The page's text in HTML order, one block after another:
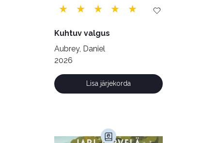
Ulme ja fantaasia (244)
Kuhtuv valgus
Aubrey, Daniel
2026
Lisa järjekorda